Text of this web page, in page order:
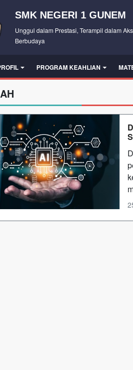
SMK NEGERI 1 GUNEM
Unggul dalam Prestasi, Terampil dalam
Berbudaya
PROGRAM KEAHLIAN